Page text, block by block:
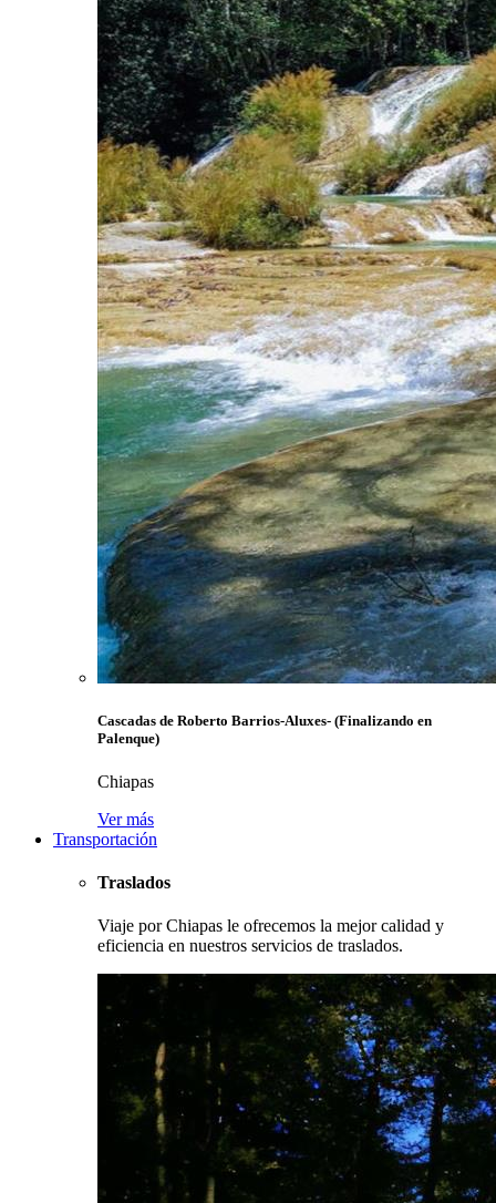
Cascadas de Roberto Barrios-Aluxes- (Finalizando en
Palenque)
Chiapas
Ver más
Transportación
Traslados
Viaje por Chiapas le ofrecemos la mejor calidad y
eficiencia en nuestros servicios de traslados.